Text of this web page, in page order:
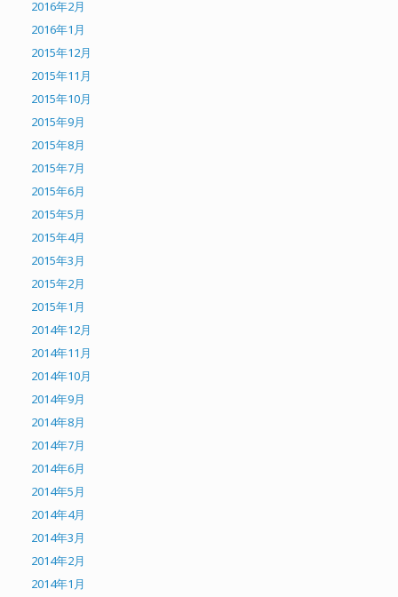
2016年2月
2016年1月
2015年12月
2015年11月
2015年10月
2015年9月
2015年8月
2015年7月
2015年6月
2015年5月
2015年4月
2015年3月
2015年2月
2015年1月
2014年12月
2014年11月
2014年10月
2014年9月
2014年8月
2014年7月
2014年6月
2014年5月
2014年4月
2014年3月
2014年2月
2014年1月